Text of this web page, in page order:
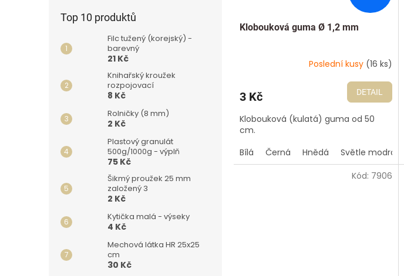
Top 10 produktů
Filc tužený (korejský) -
barevný
21 Kč
Knihařský kroužek
rozpojovací
8 Kč
Rolničky (8 mm)
2 Kč
Plastový granulát
500g/1000g - výplň
75 Kč
Šikmý proužek 25 mm
založený 3
2 Kč
Kytička malá - výseky
4 Kč
Mechová látka HR 25x25
cm
30 Kč
Klobouková guma Ø 1,2 mm
Poslední kusy (16 ks)
3 Kč DETAIL
Klobouková (kulatá) guma od 50
cm.
Bílá
Černá Hnědá Světle modrá
Kód: 7906